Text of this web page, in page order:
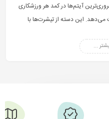
آیتم‌ها در کمد هر ورزشکاری
می‌دهد. این دسته از تیشرت‌ها با
بهتری ارائه دهید.
چیست و چرا انتخاب آن
...